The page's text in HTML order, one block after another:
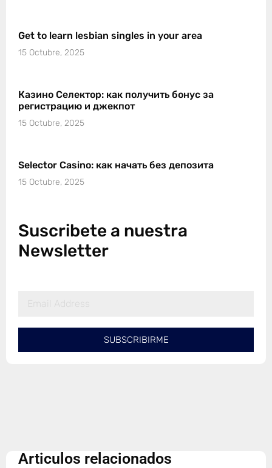
Get to learn lesbian singles in your area
15 Octubre, 2025
Казино Селектор: как получить бонус за
регистрацию и джекпот
15 Octubre, 2025
Selector Casino: как начать без депозита
15 Octubre, 2025
Suscribete a nuestra
Newsletter
SUBSCRIBIRME
Articulos relacionados